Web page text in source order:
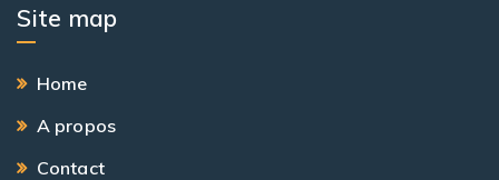
Site map
Home
A propos
Contact